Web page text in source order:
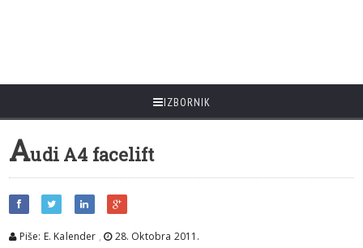
IZBORNIK
Audi A4 facelift
Piše: E. Kalender , 28. Oktobra 2011.